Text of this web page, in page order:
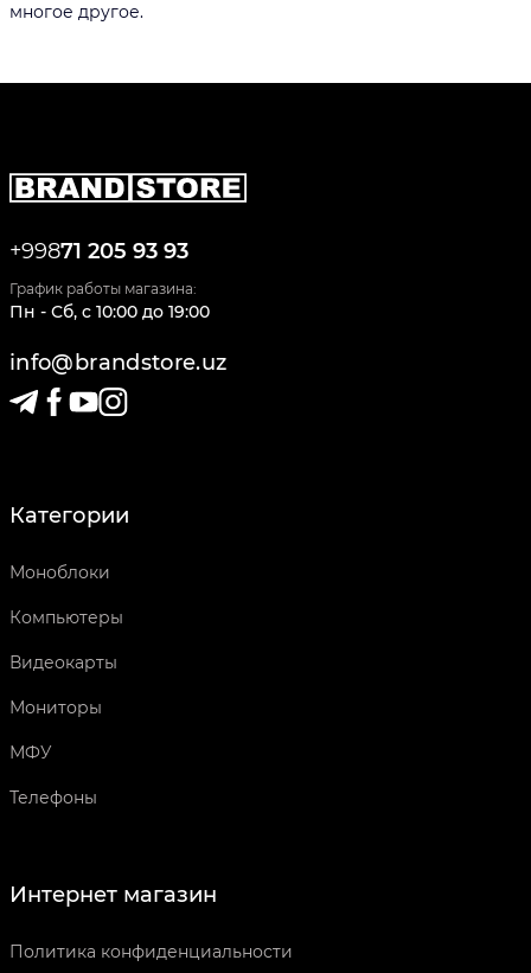
многое другое.
+99871 205 93 93
График работы магазина:
Пн - Сб, c 10:00 до 19:00
info@brandstore.uz
Категории
Моноблоки
Компьютеры
Видеокарты
Мониторы
МФУ
Телефоны
Интернет магазин
Политика конфиденциальности